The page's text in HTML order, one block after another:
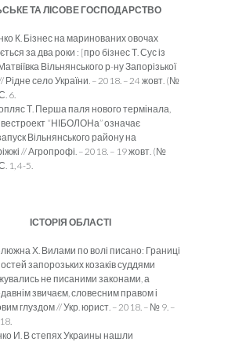
ТА ЛІСОВЕ ГОСПОДАРСТВО
К. Бізнес на маринованих овочах
за два роки : [про бізнес Т. Сус із
Вільнянського р-ну Запорізької
Рідне село України. – 2018. – 24 жовт. (№
6.
Т. Перша паля нового термінала,
“НІБОЛОНа” означає
Вільнянського району на
// Агропрофі. – 2018. – 19 жовт. (№
1, 4-5.
ІСТОРІЯ ОБЛАСТІ
Х. Вилами по волі писано: Границі
запорозьких козаків суддями
не писаними законами, а
звичаєм, словесним правом і
глуздом // Укр. юрист. – 2018. – № 9. –
И. В степях Украины нашли